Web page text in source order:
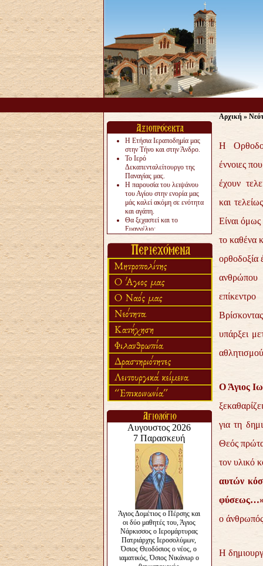
Η Ετήσια Ιεραποδημία μας
στην Τήνο και στην Άνδρο.
Το Ιερό
Δεκαπενταλείτουργο της
Παναγίας μας.
Η παρουσία του λειψάνου
του Αγίου στην ενορία μας
μάς καλεί ακόμη σε ενότητα
και αγάπη.
Θα ξεχαστεί και το
Ευαγγέλιο;
«πολύ αργά».
Ζητείται....
Αρχική»
Η
έννοιες
έχουν
και
Είναι
το καθένα
ορθοδοξία
υπάρξει
Ο Άγιος
για τη
Θεός
τον υλικό
αυτών
ο
Η